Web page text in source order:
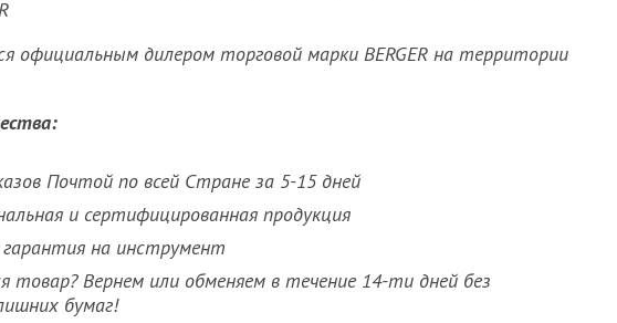
официальным дилером торговой марки BERGER на территории
Почтой по всей Стране за 5-15 дней
и сертифицированная продукция
на инструмент
товар? Вернем или обменяем в течение 14-ти дней без
бумаг!